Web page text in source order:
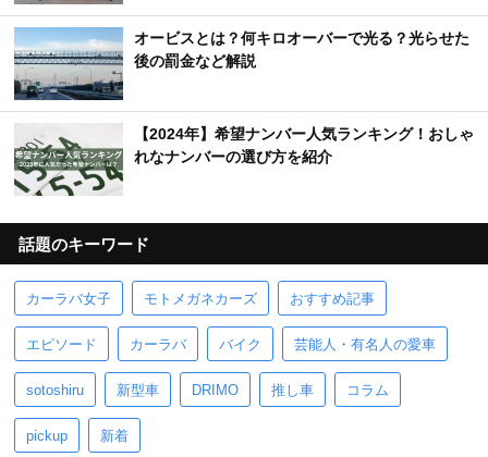
オービスとは？何キロオーバーで光る？光らせた
後の罰金など解説
【2024年】希望ナンバー人気ランキング！おしゃ
れなナンバーの選び方を紹介
話題のキーワード
カーラバ女子 モトメガネカーズ おすすめ記事
エピソード カーラバ バイク 芸能人・有名人の愛車
sotoshiru 新型車 DRIMO 推し車 コラム
pickup 新着